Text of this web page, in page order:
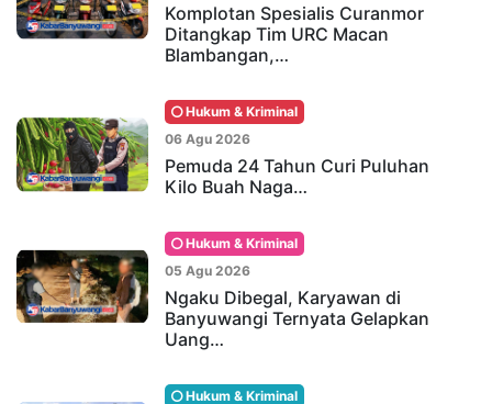
Komplotan Spesialis Curanmor
Ditangkap Tim URC Macan
Blambangan,…
Hukum & Kriminal
06 Agu 2026
Pemuda 24 Tahun Curi Puluhan
Kilo Buah Naga…
Hukum & Kriminal
05 Agu 2026
Ngaku Dibegal, Karyawan di
Banyuwangi Ternyata Gelapkan
Uang…
Hukum & Kriminal